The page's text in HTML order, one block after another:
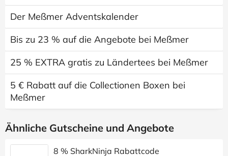
Der Meßmer Adventskalender
Bis zu 23 % auf die Angebote bei Meßmer
25 % EXTRA gratis zu Ländertees bei Meßmer
5 € Rabatt auf die Collectionen Boxen bei
Meßmer
Ähnliche Gutscheine und Angebote
8 % SharkNinja Rabattcode